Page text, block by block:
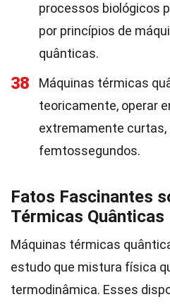
processos biológicos
por princípios de
quânticas.
38
Máquinas térmicas
teoricamente, operar
extremamente curtas,
femtossegundos.
Fatos Fascinantes
Térmicas Quânticas
Máquinas térmicas
estudo que mistura física
termodinâmica. Esses